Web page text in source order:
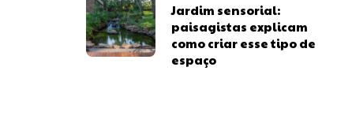
Jardim sensorial:
paisagistas explicam
como criar esse tipo de
espaço